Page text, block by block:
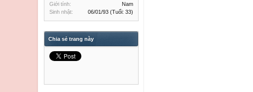
Giới tính:
Nam
Sinh nhật:
06/01/93 (Tuổi: 33)
Chia sẻ trang này